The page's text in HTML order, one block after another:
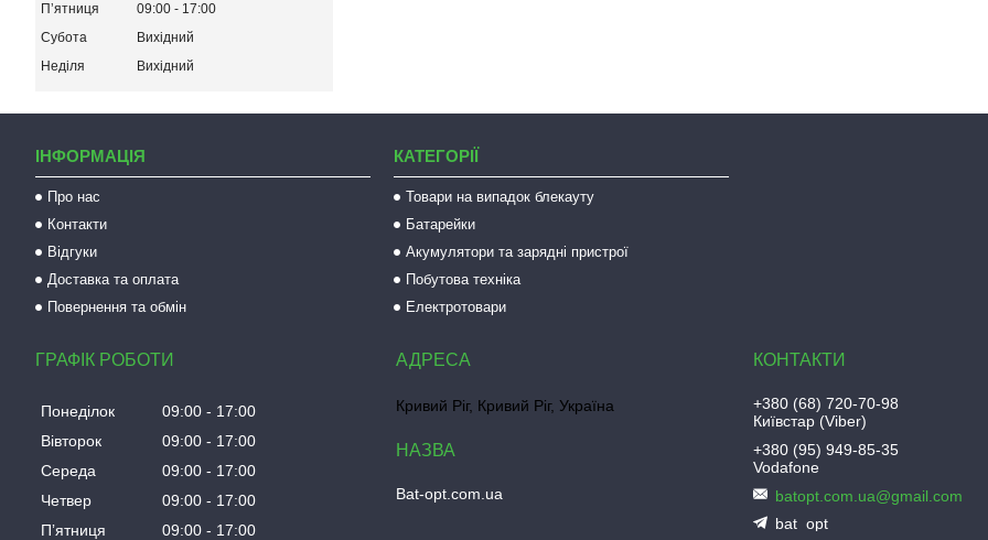
Пʼятниця
09:00
17:00
Субота
Вихідний
Неділя
Вихідний
ІНФОРМАЦІЯ
Про нас
Контакти
Відгуки
Доставка та оплата
Повернення та обмін
КАТЕГОРІЇ
Товари на випадок блекауту
Батарейки
Акумулятори та зарядні пристрої
Побутова техніка
Електротовари
ГРАФІК РОБОТИ
Понеділок 09:00
17:00
Вівторок
09:00
17:00
Середа
09:00
17:00
Четвер
09:00
17:00
Пʼятниця
09:00
17:00
Кривий Ріг, Кривий Ріг, Україна
Bat-opt.com.ua
+380 (68) 720-70-98
Київстар (Viber)
+380 (95) 949-85-35
Vodafone
batopt.com.ua@gmail.com
bat_opt